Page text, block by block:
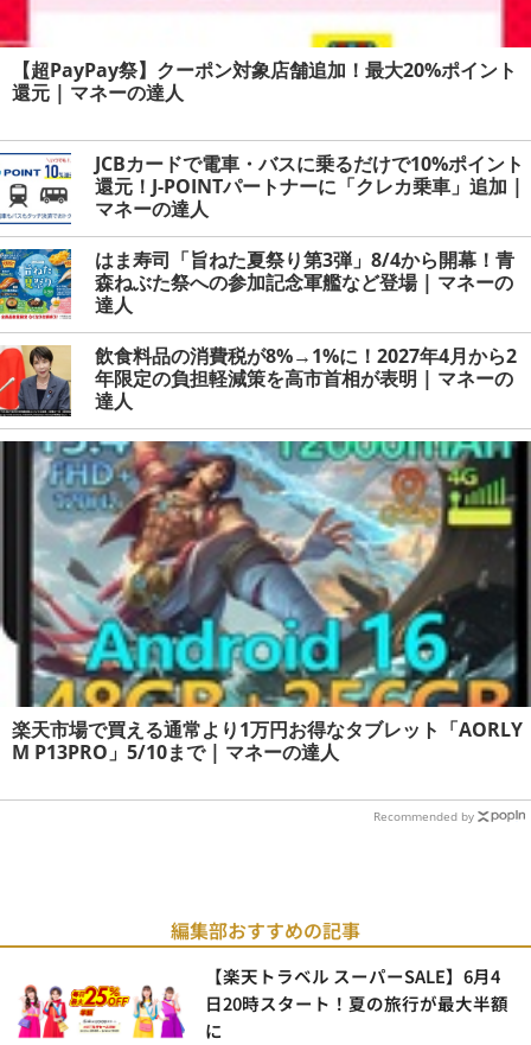
【超PayPay祭】クーポン対象店舗追加！最大20%ポイント
還元 | マネーの達人
JCBカードで電車・バスに乗るだけで10%ポイント
還元！J-POINTパートナーに「クレカ乗車」追加 |
マネーの達人
はま寿司「旨ねた夏祭り第3弾」8/4から開幕！青
森ねぶた祭への参加記念軍艦など登場 | マネーの
達人
飲食料品の消費税が8%→1%に！2027年4月から2
年限定の負担軽減策を高市首相が表明 | マネーの
達人
楽天市場で買える通常より1万円お得なタブレット「AORLY
M P13PRO」5/10まで | マネーの達人
Recommended by
編集部おすすめの記事
【楽天トラベル スーパーSALE】6月4
日20時スタート！夏の旅行が最大半額
に